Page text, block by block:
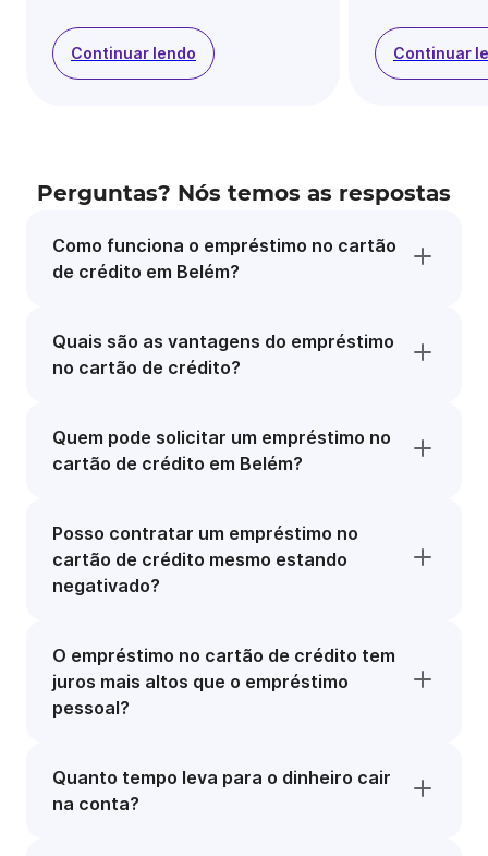
Continuar lendo Continuar
Perguntas? Nós temos as respostas
Como funciona o empréstimo no cartão
de crédito em Belém?
Quais são as vantagens do empréstimo
no cartão de crédito?
Quem pode solicitar um empréstimo no
cartão de crédito em Belém?
Posso contratar um empréstimo no
cartão de crédito mesmo estando
negativado?
O empréstimo no cartão de crédito tem
juros mais altos que o empréstimo
pessoal?
Quanto tempo leva para o dinheiro cair
na conta?